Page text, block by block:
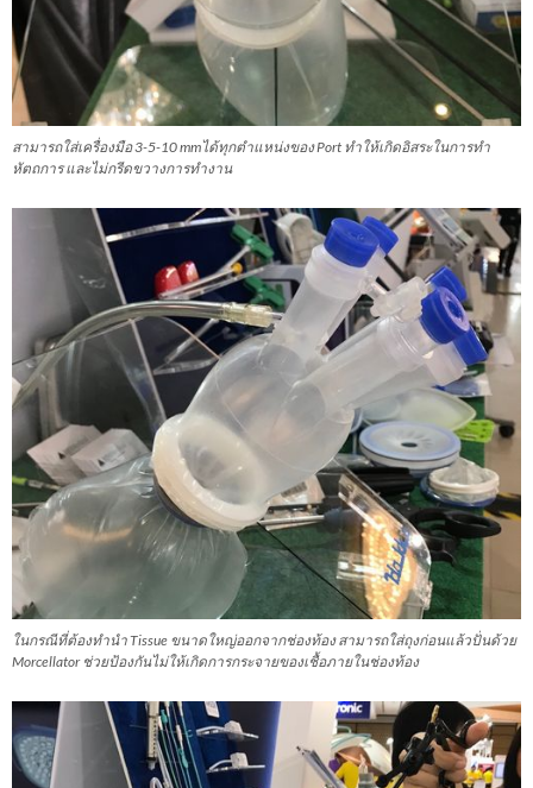
สามารถใส่เครื่องมือ 3-5-10 mmได้ทุกตำแหน่งของ Port ทำให้เกิดอิสระในการทำ
หัตถการ และไม่กรีดขวางการทำงาน
ในกรณีที่ต้องทำนำ Tissue ขนาดใหญ่ออกจากช่องท้อง สามารถใส่ถุงก่อนแล้วปั่นด้วย
Morcellator ช่วยป้องกันไม่ให้เกิดการกระจายของเชื้อภายในช่องท้อง